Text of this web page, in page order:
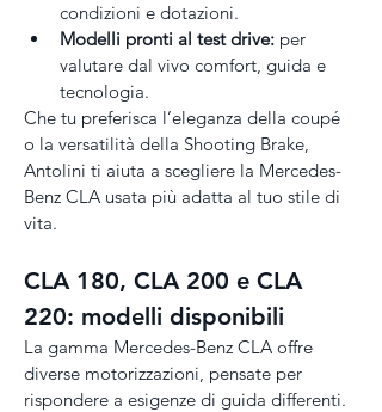
condizioni e dotazioni.
Modelli pronti al test drive: per
valutare dal vivo comfort, guida e
tecnologia.
Che tu preferisca l’eleganza della coupé
o la versatilità della Shooting Brake,
Antolini ti aiuta a scegliere la Mercedes-
Benz CLA usata più adatta al tuo stile di
vita.
CLA 180, CLA 200 e CLA
220: modelli disponibili
La gamma Mercedes-Benz CLA offre
diverse motorizzazioni, pensate per
rispondere a esigenze di guida differenti.